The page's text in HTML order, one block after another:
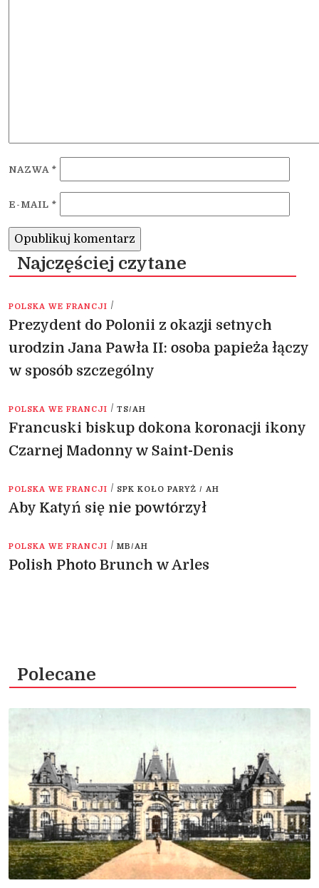
NAZWA *
E-MAIL *
Najczęściej czytane
POLSKA WE FRANCJI /
Prezydent do Polonii z okazji setnych
urodzin Jana Pawła II: osoba papieża łączy
w sposób szczególny
POLSKA WE FRANCJI / TS/AH
Francuski biskup dokona koronacji ikony
Czarnej Madonny w Saint-Denis
POLSKA WE FRANCJI / SPK KOŁO PARYŻ / AH
Aby Katyń się nie powtórzył
POLSKA WE FRANCJI / MB/AH
Polish Photo Brunch w Arles
Polecane